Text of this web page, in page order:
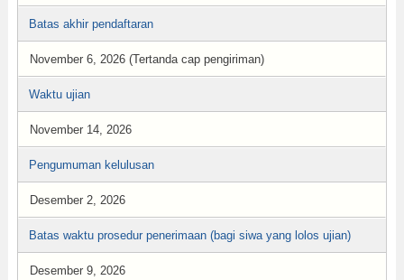
Batas akhir pendaftaran
November 6, 2026 (Tertanda cap pengiriman)
Waktu ujian
November 14, 2026
Pengumuman kelulusan
Desember 2, 2026
Batas waktu prosedur penerimaan (bagi siwa yang lolos ujian)
Desember 9, 2026